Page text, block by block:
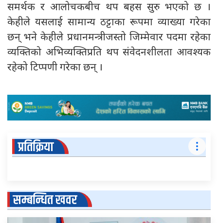
समर्थक र आलोचकबीच थप बहस सुरु भएको छ ।
केहीले यसलाई सामान्य ठट्टाका रूपमा व्याख्या गरेका
छन् भने केहीले प्रधानमन्त्रीजस्तो जिम्मेवार पदमा रहेका
व्यक्तिको अभिव्यक्तिप्रति थप संवेदनशीलता आवश्यक
रहेको टिप्पणी गरेका छन् ।
प्रतिक्रिया
सम्बन्धित खवर